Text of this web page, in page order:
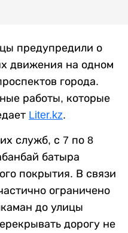
предупредили о
движения на одном
города.
работы, которые
Liter.kz.
служб, с 7 по 8
батыра
покрытия. В связи
ограничено
до улицы
дорогу не